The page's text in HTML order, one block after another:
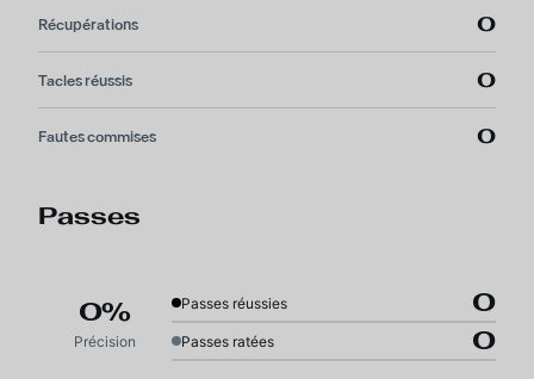
Récupérations 0
Tacles réussis 0
Fautes commises 0
Passes
0%
Précision
Passes réussies 0
Passes ratées 0